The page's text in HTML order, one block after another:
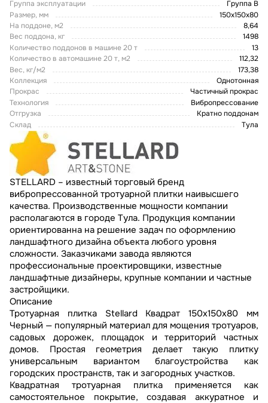
Группа эксплуатации
Группа В
Размер, мм
150х150х80
На поддоне, м2
8,64
Вес поддона, кг
1498
Количество поддонов в машине 20 т
13
Количество в автомашине 20 т, м2
112,32
Вес, кг/м2
173,38
Коллекция
Однотонная
Прокрас
Частичный прокрас
Технология
Вибропрессование
Отгрузка
Кратно поддонам
Склад
Тула
STELLARD – известный торговый бренд
вибропрессованной тротуарной плитки наивысшего
качества. Производственные мощности компании
располагаются в городе Тула. Продукция компании
ориентированна на решение задач по оформлению
ландшафтного дизайна объекта любого уровня
сложности. Заказчиками завода являются
профессиональные проектировщики, известные
ландшафтные дизайнеры, крупные компании и частные
застройщики.
Описание
Тротуарная плитка Stellard Квадрат 150x150x80 мм
Черный — популярный материал для мощения тротуаров,
садовых дорожек, площадок и территорий частных
домов. Простая геометрия делает такую плитку
универсальным вариантом благоустройства как
городских пространств, так и загородных участков.
Квадратная тротуарная плитка применяется как
самостоятельное покрытие, создавая аккуратное и